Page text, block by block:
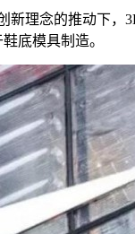
新理念的推动下
底模具制造。